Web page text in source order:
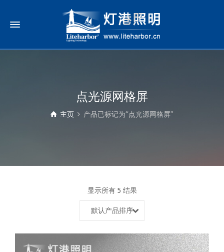
点光源网格屏
主页 产品已标记为“点光源网格屏”
显示所有 5 结果
默认产品排序